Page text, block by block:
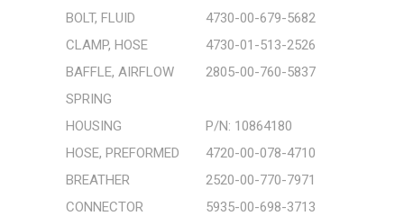
Diğer Ürünler
Güç Kaynakları
RF Ürünler
Hoparlörler
Cihaz Sunucuları
BOLT, FLUID
4730-00-679-5682
CLAMP, HOSE
4730-01-513-2526
BAFFLE, AIRFLOW
2805-00-760-5837
SPRING
HOUSING
P/N: 10864180
HOSE, PREFORMED
4720-00-078-4710
BREATHER
2520-00-770-7971
CONNECTOR
5935-00-698-3713